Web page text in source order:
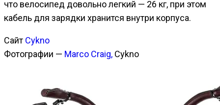
что велосипед довольно легкий — 26 кг, при этом
кабель для зарядки хранится внутри корпуса.
Сайт Cykno
Фотографии — Marco Craig, Cykno